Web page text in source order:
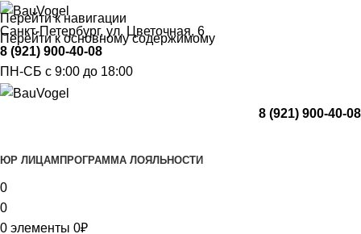
Перейти к навигации
Перейти к основному содержимому
Санкт-Петербург, ул. Цветочная, 6
8 (921) 900-40-08
ПН-СБ с 9:00 до 18:00
8 (921) 900-40-08
ЮР ЛИЦАМПРОГРАММА ЛОЯЛЬНОСТИ
0
0
0 элементы 0₽